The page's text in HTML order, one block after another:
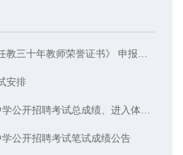
关于2026年效实中学《任教三十年教师荣誉证书》 申报人员的公示
安排
2026年7月宁波市效实中学公开招聘考试总成绩、进入体检人员名单公示
公开招聘考试笔试成绩公告